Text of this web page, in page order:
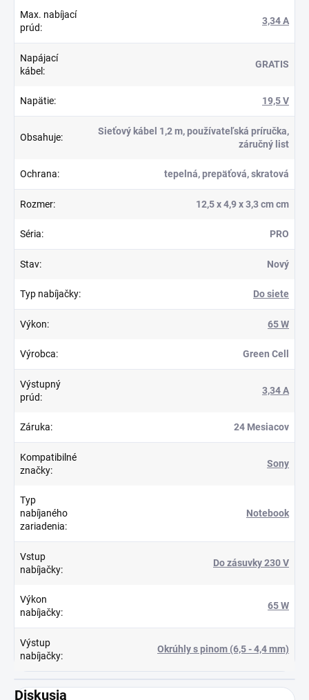
Max. nabíjací
prúd:
3,34 A
Napájací
kábel :
GRATIS
Napätie: 19,5 V
Obsahuje:
Sieťový kábel 1,2 m, používateľská príručka,
záručný list
Ochrana: tepelná, prepäťová, skratová
Rozmer: 12,5 x 4,9 x 3,3 cm cm
Séria: PRO
Stav: Nový
Typ nabíjačky: Do siete
Výkon: 65 W
Výrobca: Green Cell
Výstupný
prúd:
3,34 A
Záruka: 24 Mesiacov
Kompatibilné
značky:
Sony
Typ
nabíjaného
zariadenia:
Notebook
Vstup
nabíjačky:
Do zásuvky 230 V
Výkon
nabíjačky:
65 W
Výstup
nabíjačky:
Okrúhly s pinom (6,5 - 4,4 mm)
Diskusia